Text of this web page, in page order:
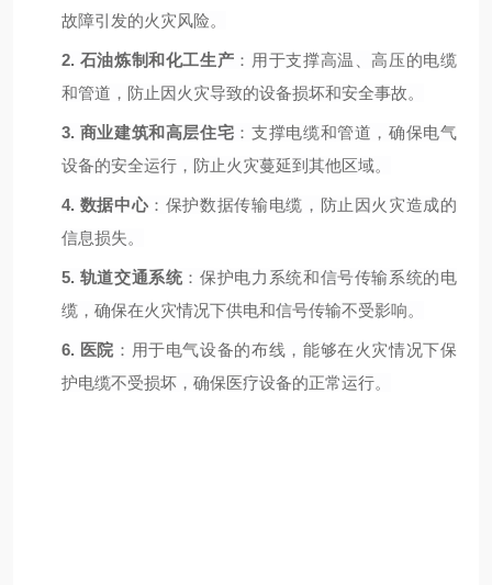
故障引发的火灾风险。
2. 石油炼制和化工生产 ：用于支撑高温、高压的电缆
和管道，防止因火灾导致的设备损坏和安全事故。
3. 商业建筑和高层住宅 ：支撑电缆和管道，确保电气
设备的安全运行，防止火灾蔓延到其他区域。
4. 数据中心 ：保护数据传输电缆，防止因火灾造成的
信息损失。
5. 轨道交通系统 ：保护电力系统和信号传输系统的电
缆，确保在火灾情况下供电和信号传输不受影响。
6. 医院 ：用于电气设备的布线，能够在火灾情况下保
护电缆不受损坏，确保医疗设备的正常运行。